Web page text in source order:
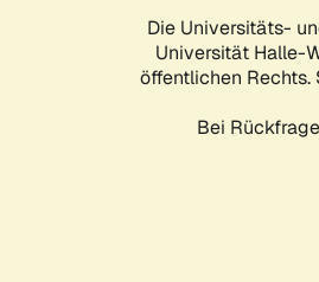
Die Universitäts-
Universität Halle-
öffentlichen Rechts.
Bei